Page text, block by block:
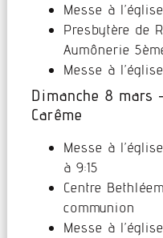
Messe à
Presbytère de
Aumônerie
Messe à
Dimanche 8 mars
Carême
Messe à
à 9:15
Centre
communion
Messe à